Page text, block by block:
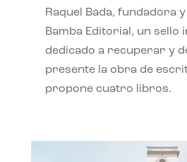
Raquel Bada, fundadora
Bamba Editorial, un sello
dedicado a recuperar y
presente la obra de
propone cuatro libros.